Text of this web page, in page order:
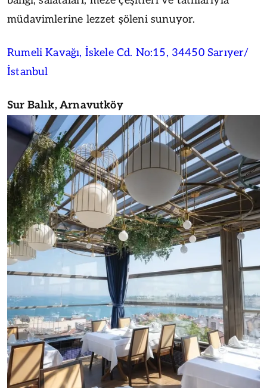
müdavimlerine lezzet şöleni sunuyor.
Rumeli Kavağı, İskele Cd. No:15, 34450 Sarıyer/
İstanbul
Sur Balık, Arnavutköy